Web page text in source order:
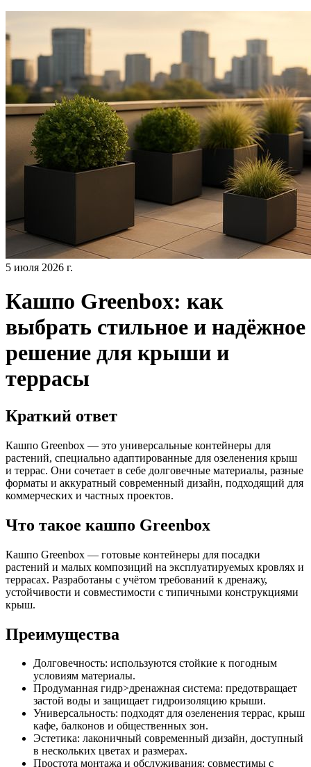
5 июля 2026 г.
Кашпо Greenbox: как
выбрать стильное и надёжное
решение для крыши и
террасы
Краткий ответ
Кашпо Greenbox — это универсальные контейнеры для
растений, специально адаптированные для озеленения крыш
и террас. Они сочетает в себе долговечные материалы, разные
форматы и аккуратный современный дизайн, подходящий для
коммерческих и частных проектов.
Что такое кашпо Greenbox
Кашпо Greenbox — готовые контейнеры для посадки
растений и малых композиций на эксплуатируемых кровлях и
террасах. Разработаны с учётом требований к дренажу,
устойчивости и совместимости с типичными конструкциями
крыш.
Преимущества
Долговечность: используются стойкие к погодным
условиям материалы.
Продуманная гидр>дренажная система: предотвращает
застой воды и защищает гидроизоляцию крыши.
Универсальность: подходят для озеленения террас, крыш
кафе, балконов и общественных зон.
Эстетика: лаконичный современный дизайн, доступный
в нескольких цветах и размерах.
Простота монтажа и обслуживания: совместимы с